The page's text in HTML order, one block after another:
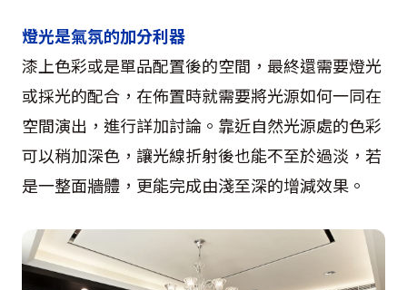
燈光是氣氛的加分利器
漆上色彩或是單品配置後的空間，最終還需要燈光
或採光的配合，在佈置時就需要將光源如何一同在
空間演出，進行詳加討論。靠近自然光源處的色彩
可以稍加深色，讓光線折射後也能不至於過淡，若
是一整面牆體，更能完成由淺至深的增減效果。